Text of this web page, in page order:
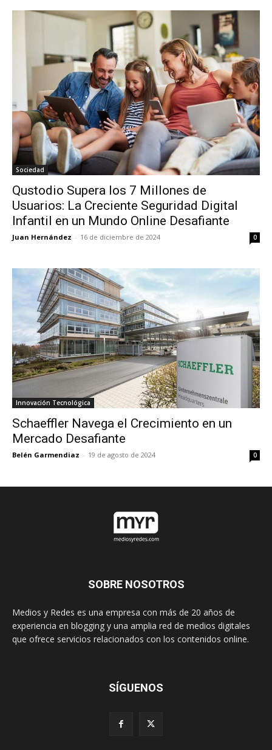
Sociedad
Qustodio Supera los 7 Millones de
Usuarios: La Creciente Seguridad Digital
Infantil en un Mundo Online Desafiante
Juan Hernández - 16 de diciembre de 2024 0
Innovación Tecnológica
Schaeffler Navega el Crecimiento en un
Mercado Desafiante
Belén Garmendiaz - 19 de agosto de 2024 0
SOBRE NOSOTROS
Medios y Redes es una empresa con más de 20 años de
experiencia en blogging y una amplia red de medios digitales
que ofrece servicios relacionados con los contenidos online.
SÍGUENOS